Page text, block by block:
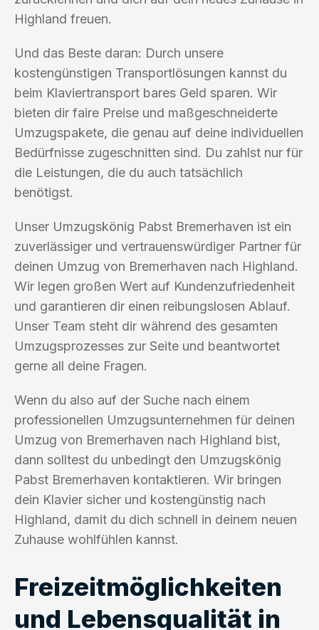
Highland freuen.
Und das Beste daran: Durch unsere
kostengünstigen Transportlösungen kannst du
beim Klaviertransport bares Geld sparen. Wir
bieten dir faire Preise und maßgeschneiderte
Umzugspakete, die genau auf deine individuellen
Bedürfnisse zugeschnitten sind. Du zahlst nur für
die Leistungen, die du auch tatsächlich
benötigst.
Unser Umzugskönig Pabst Bremerhaven ist ein
zuverlässiger und vertrauenswürdiger Partner für
deinen Umzug von Bremerhaven nach Highland.
Wir legen großen Wert auf Kundenzufriedenheit
und garantieren dir einen reibungslosen Ablauf.
Unser Team steht dir während des gesamten
Umzugsprozesses zur Seite und beantwortet
gerne all deine Fragen.
Wenn du also auf der Suche nach einem
professionellen Umzugsunternehmen für deinen
Umzug von Bremerhaven nach Highland bist,
dann solltest du unbedingt den Umzugskönig
Pabst Bremerhaven kontaktieren. Wir bringen
dein Klavier sicher und kostengünstig nach
Highland, damit du dich schnell in deinem neuen
Zuhause wohlfühlen kannst.
Freizeitmöglichkeiten
und Lebensqualität in